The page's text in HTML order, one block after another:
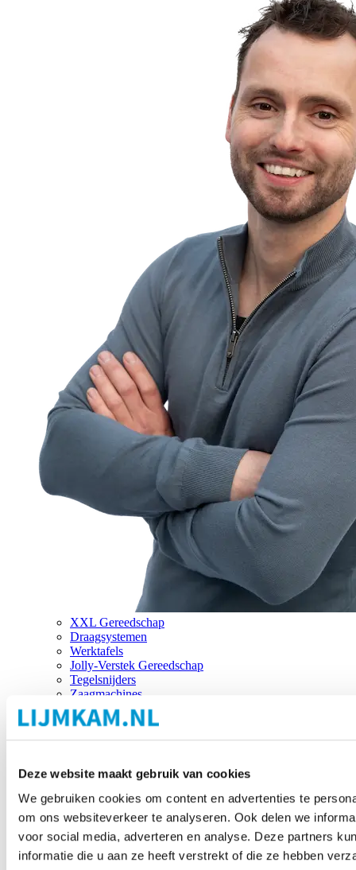
Deze website maakt gebruik van cookies
We gebruiken cookies om content en advertenties te
om ons websiteverkeer te analyseren. Ook delen we
voor social media, adverteren en analyse. Deze partners
informatie die u aan ze heeft verstrekt of die ze hebben
XXL Gereedschap
Draagsystemen
Werktafels
Jolly-Verstek Gereedschap
Tegelsnijders
Zaagmachines
Merken